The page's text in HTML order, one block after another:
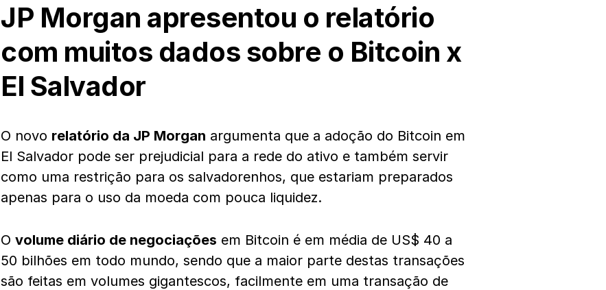
JP Morgan apresentou o relatório
com muitos dados sobre o Bitcoin x
El Salvador
O novo relatório da JP Morgan argumenta que a adoção do Bitcoin em
El Salvador pode ser prejudicial para a rede do ativo e também servir
como uma restrição para os salvadorenhos, que estariam preparados
apenas para o uso da moeda com pouca liquidez.
O volume diário de negociações em Bitcoin é em média de US$ 40 a
50 bilhões em todo mundo, sendo que a maior parte destas transações
são feitas em volumes gigantescos, facilmente em uma transação de